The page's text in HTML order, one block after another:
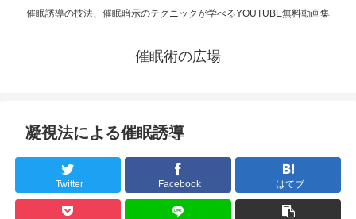
催眠誘導の技法、催眠暗示のテクニックが学べるYOUTUBE無料動画集
催眠術の広場
凝視法による催眠誘導
Twitter Facebook はてブ